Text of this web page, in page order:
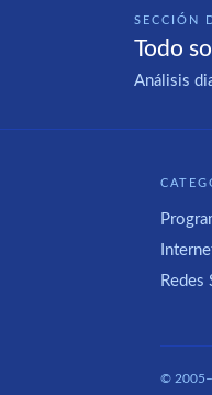
SECCIÓN
Todo
Análisis
Redes
©